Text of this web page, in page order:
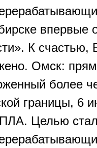
впервые
К
Омск:
более
границы, 6
Целью